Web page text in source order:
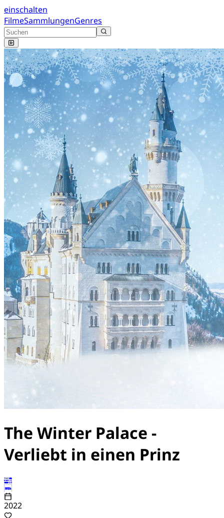
einschalten
FilmeSammlungenGenres
The Winter Palace -
Verliebt in einen Prinz
2022